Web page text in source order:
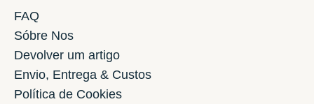
FAQ
Sóbre Nos
Devolver um artigo
Envio, Entrega & Custos
Política de Cookies